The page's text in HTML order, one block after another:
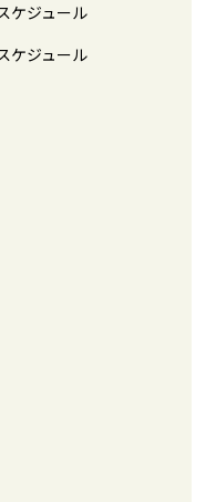
ケジュール
ケジュール